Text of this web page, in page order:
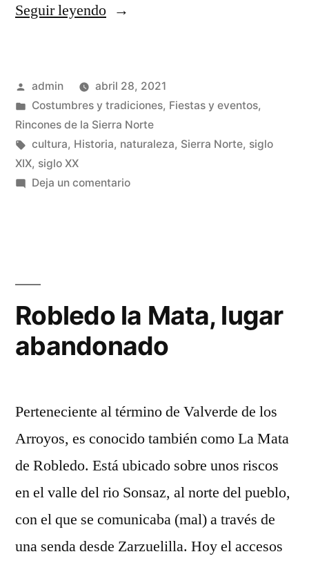
Seguir leyendo«El
a
la
Sierra
Publicado
por
admin
abril 28, 2021
Publicado
en
Costumbres y tradiciones, Fiestas y eventos,
Rincones de la Sierra Norte
Etiquetas:
cultura, Historia, naturaleza, Sierra Norte, siglo
XIX, siglo XX
Deja un comentarioen
Norte
Guadalajara
Robledo la Mata, lugar
abandonado
Perteneciente al término de Valverde de los
Arroyos, es conocido también como La Mata
de Robledo. Está ubicado sobre unos riscos
en el valle del rio Sonsaz, al norte del pueblo,
con el que se comunicaba (mal) a través de
una senda desde Zarzuelilla. Hoy el accesos